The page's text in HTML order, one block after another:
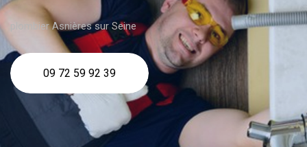
plombier Asnières sur Seine
09 72 59 92 39